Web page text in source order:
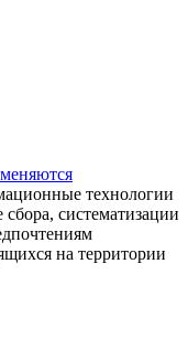
технологии
систематизации
на территории